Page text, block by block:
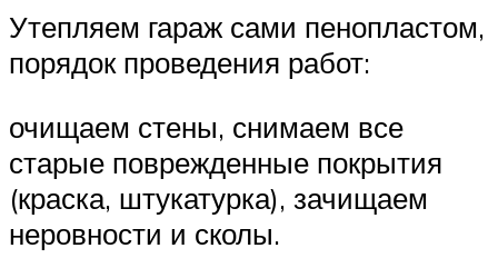
Утепляем гараж сами пенопластом,
порядок проведения работ:
очищаем стены, снимаем все
старые поврежденные покрытия
(краска, штукатурка), зачищаем
неровности и сколы.